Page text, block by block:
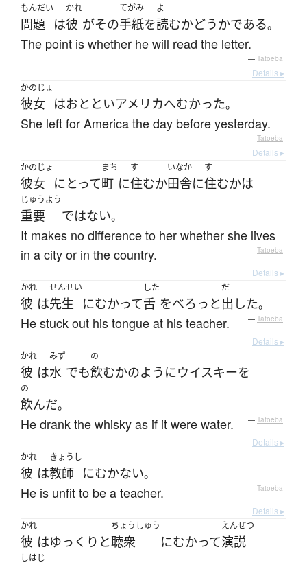
もんだい
問題 は
かれ
彼 がその
てがみ
手紙を
よ
読むかどうかである。
The point is whether he will read the letter.
— Tatoeba
Details ▸
かのじょ
彼女 はおとといアメリカへむかった。
She left for America the day before yesterday.
— Tatoeba
Details ▸
かのじょ
彼女 にとって
まち
町 に
す
住むか
いなか
田舎に
す
住むかは
じゅうよう
重要 ではない。
It makes no difference to her whether she lives
in a city or in the country.
— Tatoeba
Details ▸
かれ
彼 は
せんせい
先生 にむかって
した
舌 をべろっと
だ
出した。
He stuck out his tongue at his teacher. — Tatoeba
Details ▸
かれ
彼 は
みず
水 でも
の
飲むかのようにウイスキーを
の
飲んだ。
He drank the whisky as if it were water. — Tatoeba
Details ▸
かれ
彼 は
きょうし
教師 にむかない。
He is unfit to be a teacher. — Tatoeba
Details ▸
かれ
彼 はゆっくりと
ちょうしゅう
聴衆 にむかって
えんぜつ
演説
しはじ